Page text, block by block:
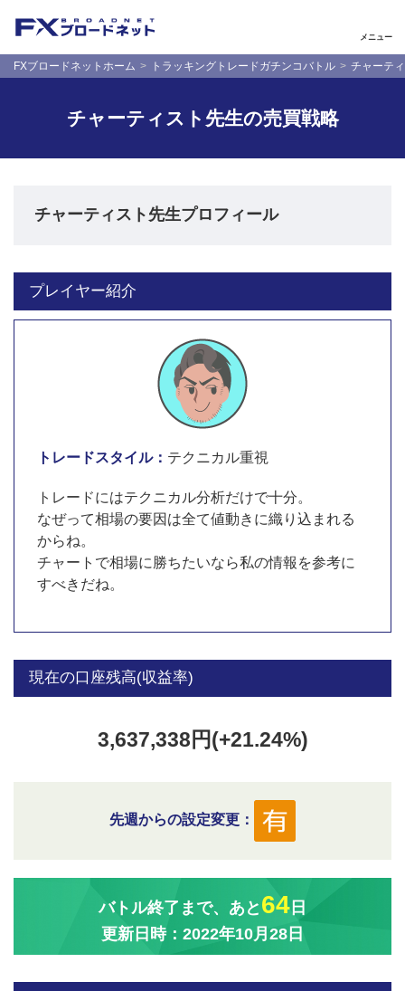
メニュー
FXブロードネットホーム トラッキングトレードガチンコバトル チャーテ
チャーティスト先生の売買戦略
チャーティスト先生プロフィール
プレイヤー紹介
トレードスタイル： テクニカル重視
トレードにはテクニカル分析だけで十分。
なぜって相場の要因は全て値動きに織り込まれる
からね。
チャートで相場に勝ちたいなら私の情報を参考に
すべきだね。
現在の口座残高(収益率)
3,637,338円(+21.24%)
先週からの設定変更：
バトル終了まで、あと 64 日
更新日時：2022年10月28日